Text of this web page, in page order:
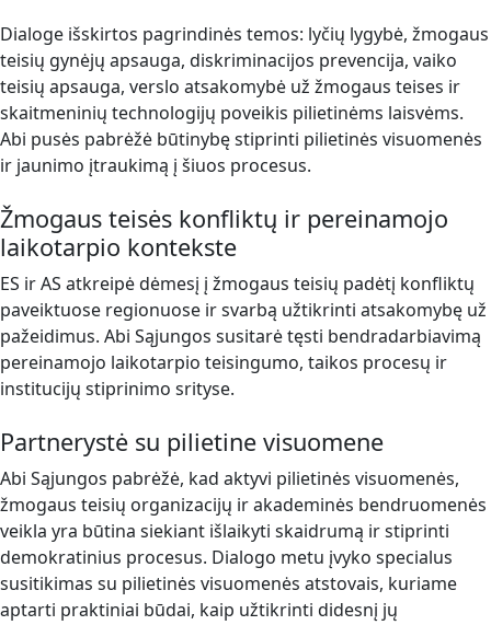
Dialoge išskirtos pagrindinės temos: lyčių lygybė, žmogaus
teisių gynėjų apsauga, diskriminacijos prevencija, vaiko
teisių apsauga, verslo atsakomybė už žmogaus teises ir
skaitmeninių technologijų poveikis pilietinėms laisvėms.
Abi pusės pabrėžė būtinybę stiprinti pilietinės visuomenės
ir jaunimo įtraukimą į šiuos procesus.
Žmogaus teisės konfliktų ir pereinamojo
laikotarpio kontekste
ES ir AS atkreipė dėmesį į žmogaus teisių padėtį konfliktų
paveiktuose regionuose ir svarbą užtikrinti atsakomybę už
pažeidimus. Abi Sąjungos susitarė tęsti bendradarbiavimą
pereinamojo laikotarpio teisingumo, taikos procesų ir
institucijų stiprinimo srityse.
Partnerystė su pilietine visuomene
Abi Sąjungos pabrėžė, kad aktyvi pilietinės visuomenės,
žmogaus teisių organizacijų ir akademinės bendruomenės
veikla yra būtina siekiant išlaikyti skaidrumą ir stiprinti
demokratinius procesus. Dialogo metu įvyko specialus
susitikimas su pilietinės visuomenės atstovais, kuriame
aptarti praktiniai būdai, kaip užtikrinti didesnį jų